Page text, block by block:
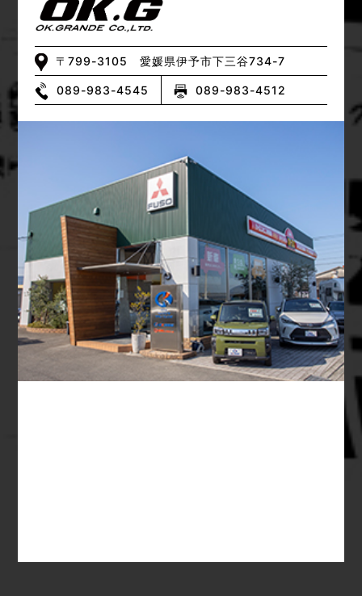
〒799-3105 愛媛県伊予市下三谷734-7
089-983-4545 089-983-4512